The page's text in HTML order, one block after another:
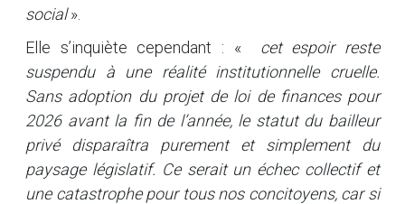
social».
Elle s’inquiète cependant : «
cet espoir reste
suspendu à une réalité institutionnelle cruelle.
Sans adoption du projet de loi de finances pour
2026 avant la fin de l’année, le statut du bailleur
privé disparaîtra purement et simplement du
paysage législatif. Ce serait un échec collectif et
une catastrophe pour tous nos concitoyens, car si